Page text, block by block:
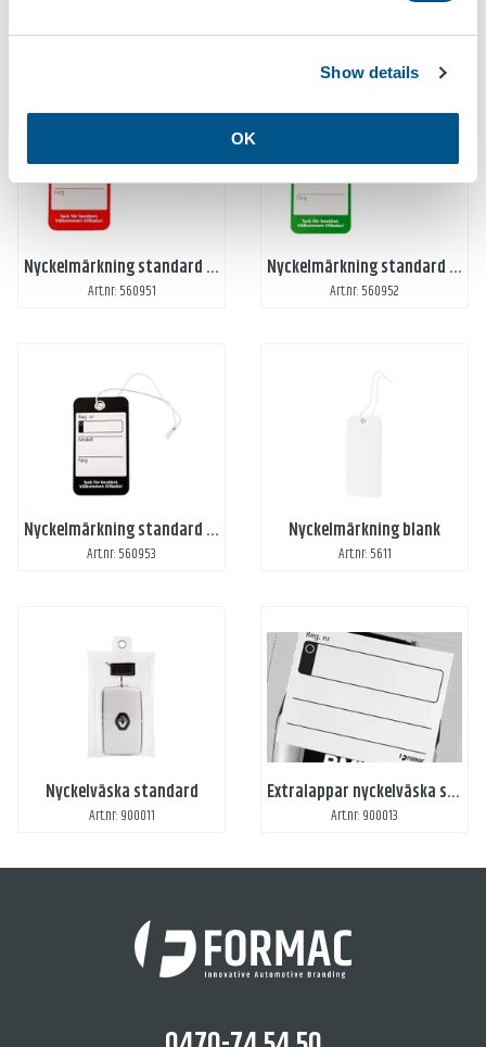
Show details
OK
Art.nr: 5609-110
Nyckelmärkning standard blå
Art.nr: 560950
Nyckelmärkning standard röd
Art.nr: 560951
Nyckelmärkning standard grön
Art.nr: 560952
Nyckelmärkning standard svart
Art.nr: 560953
Nyckelmärkning blank
Art.nr: 5611
Nyckelväska standard
Art.nr: 900011
Extralappar nyckelväska standard
Art.nr: 900013